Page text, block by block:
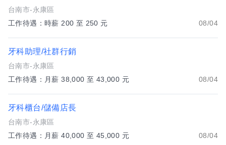
台南市-永康區
工作待遇：時薪 200 至 250 元
08/04
牙科助理/社群行銷
台南市-永康區
工作待遇：月薪 38,000 至 43,000 元
08/04
牙科櫃台/儲備店長
台南市-永康區
工作待遇：月薪 40,000 至 45,000 元
08/04